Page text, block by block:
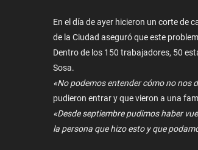
En el día de ayer hicieron un corte de
de la Ciudad aseguró que este
Dentro de los 150 trabajadores, 50
Sosa.
«No podemos entender cómo no nos
pudieron entrar y que vieron a una
«Desde septiembre pudimos haber
la persona que hizo esto y que